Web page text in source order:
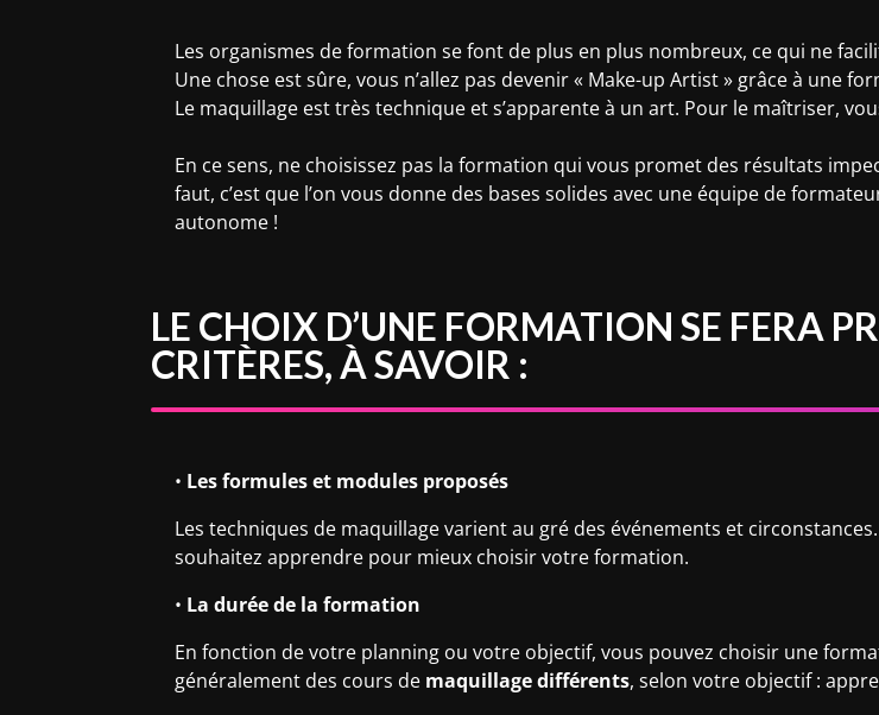
Les organismes de formation se font de plus en plus nombreux, ce qui ne
Une chose est sûre, vous n’allez pas devenir « Make-up Artist » grâce à une
Le maquillage est très technique et s’apparente à un art. Pour le maîtriser,
En ce sens, ne choisissez pas la formation qui vous promet des résultats
faut, c’est que l’on vous donne des bases solides avec une équipe de
autonome !
LE CHOIX D’UNE FORMATION SE FERA
CRITÈRES, À SAVOIR :
• Les formules et modules proposés
Les techniques de maquillage varient au gré des événements et
souhaitez apprendre pour mieux choisir votre formation.
• La durée de la formation
En fonction de votre planning ou votre objectif, vous pouvez choisir une
généralement des cours de maquillage différents, selon votre objectif :